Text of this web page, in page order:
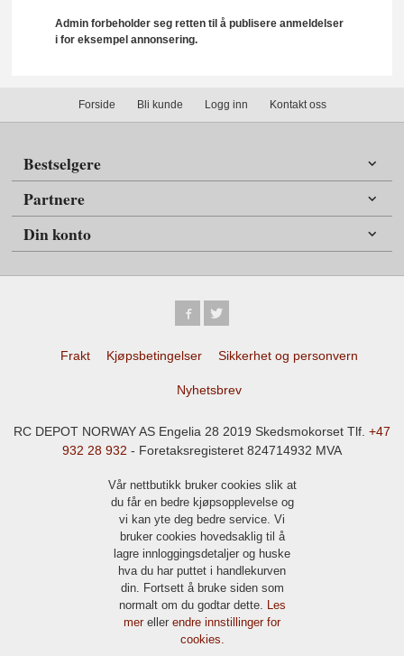
Admin forbeholder seg retten til å publisere anmeldelser
i for eksempel annonsering.
Forside Bli kunde Logg inn Kontakt oss
Bestselgere
Partnere
Din konto
Frakt Kjøpsbetingelser Sikkerhet og personvern
Nyhetsbrev
RC DEPOT NORWAY AS Engelia 28 2019 Skedsmokorset Tlf. +47
932 28 932 - Foretaksregisteret 824714932 MVA
Vår nettbutikk bruker cookies slik at
du får en bedre kjøpsopplevelse og
vi kan yte deg bedre service. Vi
bruker cookies hovedsaklig til å
lagre innloggingsdetaljer og huske
hva du har puttet i handlekurven
din. Fortsett å bruke siden som
normalt om du godtar dette. Les
mer eller endre innstillinger for
cookies.